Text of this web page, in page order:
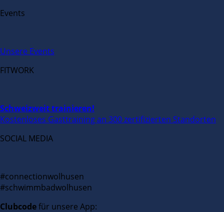
Events
Unsere Events
FITWORK
Schweizweit trainieren!
Kostenloses Gasttraining an 300 zertifizierten Standorten
SOCIAL MEDIA
#connectionwolhusen
#schwimmbadwolhusen
Clubcodefür unsere App: